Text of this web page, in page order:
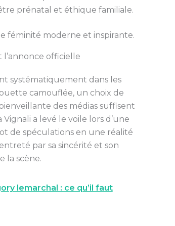
prénatal et éthique familiale.
féminité moderne et inspirante.
officielle
systématiquement dans les
camouflée, un choix de
des médias suffisent
a levé le voile lors d’une
de spéculations en une réalité
entreté par sa sincérité et son
la scène.
lemarchal : ce qu’il faut